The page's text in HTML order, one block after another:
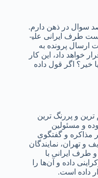
سوال در ذهن دارم.
دفتر دادستان کل اوکراین اعلام کرده است طرف ایرانی علی­
ارسال پرونده به
خواهد داد، این کار
خیر؟ اگر قول داده
ترین و پررنگ ترین
و مسئولین
مذاکره و گفتگوی
و تهران، نمایندگان
طرف ایرانی با
داده و آن‌ها را
داده است.